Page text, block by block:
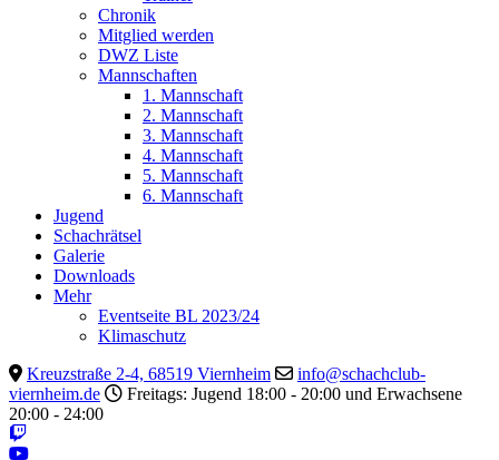
Chronik
Mitglied werden
DWZ Liste
Mannschaften
1. Mannschaft
2. Mannschaft
3. Mannschaft
4. Mannschaft
5. Mannschaft
6. Mannschaft
Jugend
Schachrätsel
Galerie
Downloads
Mehr
Eventseite BL 2023/24
Klimaschutz
Kreuzstraße 2-4, 68519 Viernheim
info@schachclub-
viernheim.de
Freitags: Jugend 18:00 - 20:00 und Erwachsene
20:00 - 24:00